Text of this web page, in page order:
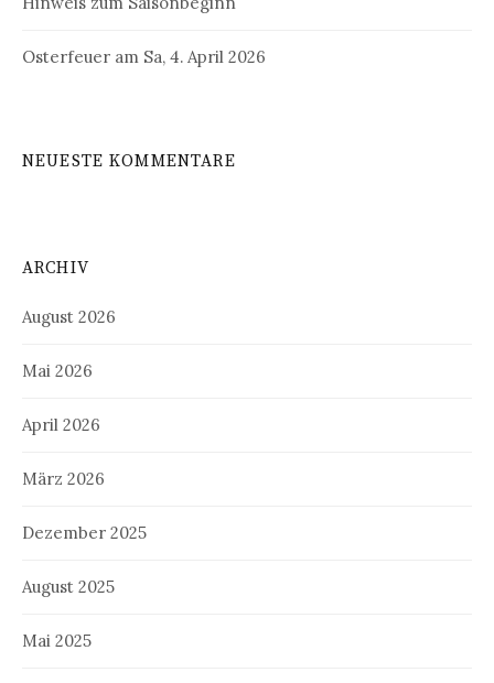
Osterfeuer am Sa, 4. April 2026
NEUESTE KOMMENTARE
ARCHIV
August 2026
Mai 2026
April 2026
März 2026
Dezember 2025
August 2025
Mai 2025